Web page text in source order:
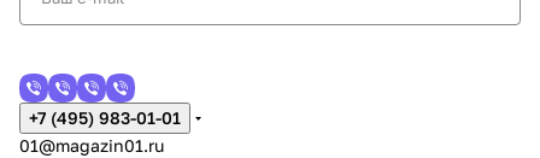
+7 (495) 983-01-01
01@magazin01.ru